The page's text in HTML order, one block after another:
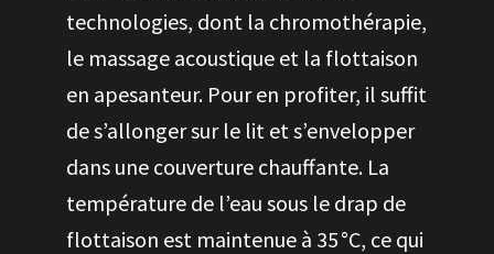
technologies, dont la chromothérapie,
le massage acoustique et la flottaison
en apesanteur. Pour en profiter, il suffit
de s’allonger sur le lit et s’envelopper
dans une couverture chauffante. La
température de l’eau sous le drap de
flottaison est maintenue à 35 °C, ce qui